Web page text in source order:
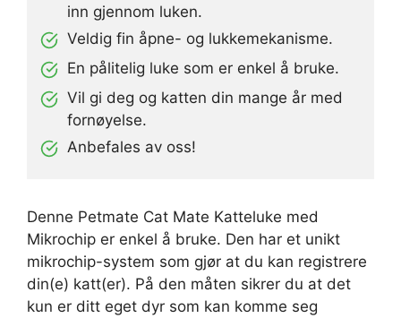
inn gjennom luken.
Veldig fin åpne- og lukkemekanisme.
En pålitelig luke som er enkel å bruke.
Vil gi deg og katten din mange år med
fornøyelse.
Anbefales av oss!
Denne Petmate Cat Mate Katteluke med
Mikrochip er enkel å bruke. Den har et unikt
mikrochip-system som gjør at du kan registrere
din(e) katt(er). På den måten sikrer du at det
kun er ditt eget dyr som kan komme seg